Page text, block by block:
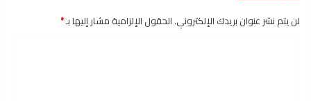
لن يتم نشر عنوان بريدك الإلكتروني.الحقول الإلزامية مشار إليها بـ*